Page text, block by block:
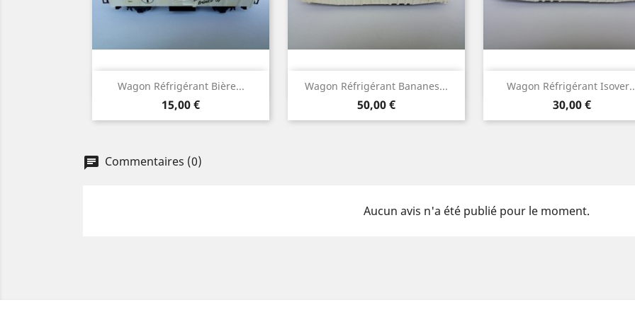
Wagon Réfrigérant Bière...
Prix
15,00 €
Aperçu rapide Wagon Réfrigérant Bananes...
Prix
50,00 €
Aperçu rapide Wagon Réfrigérant
Prix
30,00 €
 Aperçu rapide
Commentaires (0)
Aucun avis n'a été publié pour le moment.